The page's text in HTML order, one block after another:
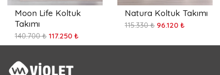
Moon Life Koltuk
Takımı
140.700 ₺ 117.250 ₺
Natura Koltuk Takımı
115.330 ₺ 96.120 ₺